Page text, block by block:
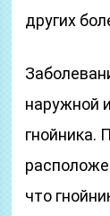
других
наружной
гнойника.
что